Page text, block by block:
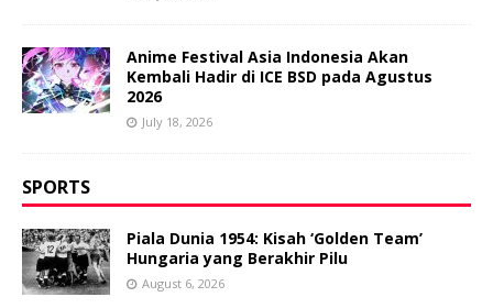
Anime Festival Asia Indonesia Akan
Kembali Hadir di ICE BSD pada Agustus
2026
July 18, 2026
SPORTS
Piala Dunia 1954: Kisah ‘Golden Team’
Hungaria yang Berakhir Pilu
August 6, 2026